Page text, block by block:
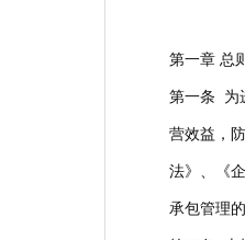
第一章 总
第一条 为
营效益，
法》、《
承包管理